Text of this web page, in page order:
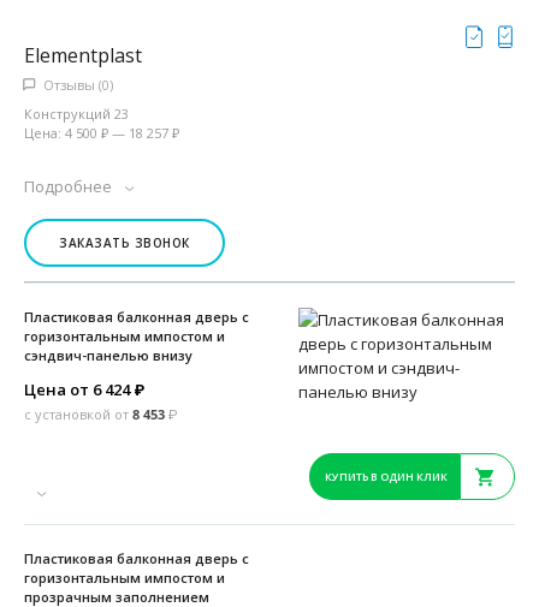
Elementplast
ЗАКАЗАТЬ ЗВОНОК
Отзывы (0)
Конструкций 23
Цена: 4 500 ₽ — 18 257 ₽
Подробнее
Пластиковая балконная дверь с
горизонтальным импостом и
сэндвич-панелью внизу
Цена от 6 424 ₽
с установкой от 8 453 ₽
КУПИТЬ В ОДИН КЛИК
Пластиковая балконная дверь с
горизонтальным импостом и
прозрачным заполнением